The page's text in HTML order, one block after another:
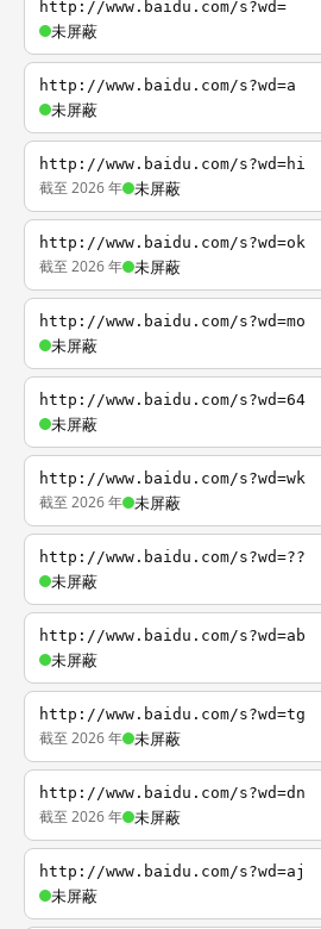
http://www.baidu.com/s?wd=
未屏蔽
http://www.baidu.com/s?wd=a
未屏蔽
http://www.baidu.com/s?wd=hi
截至 2026 年 未屏蔽
http://www.baidu.com/s?wd=ok
截至 2026 年 未屏蔽
http://www.baidu.com/s?wd=mo
未屏蔽
http://www.baidu.com/s?wd=64
未屏蔽
http://www.baidu.com/s?wd=wk
截至 2026 年 未屏蔽
http://www.baidu.com/s?wd=??
未屏蔽
http://www.baidu.com/s?wd=ab
未屏蔽
http://www.baidu.com/s?wd=tg
截至 2026 年 未屏蔽
http://www.baidu.com/s?wd=dn
截至 2026 年 未屏蔽
http://www.baidu.com/s?wd=aj
未屏蔽